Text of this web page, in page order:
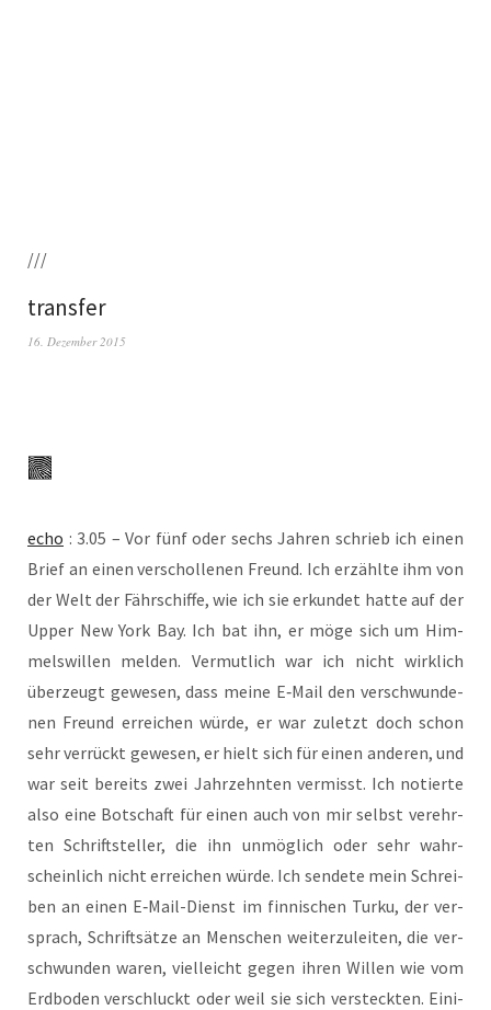
///
transfer
16. Dezember 2015
echo : 3.05 – Vor fünf oder sechs Jah­ren schrieb ich einen
Brief an einen ver­schol­le­nen Freund. Ich erzähl­te ihm von
der Welt der Fähr­schif­fe, wie ich sie erkun­det hat­te auf der
Upper New York Bay. Ich bat ihn, er möge sich um Him­
mels­wil­len mel­den. Ver­mut­lich war ich nicht wirk­lich
über­zeugt gewe­sen, dass mei­ne E‑Mail den ver­schwun­de­
nen Freund errei­chen wür­de, er war zuletzt doch schon
sehr ver­rückt gewe­sen, er hielt sich für einen ande­ren, und
war seit bereits zwei Jahr­zehn­ten ver­misst. Ich notier­te
also eine Bot­schaft für einen auch von mir selbst ver­ehr­
ten Schrift­stel­ler, die ihn unmög­lich oder sehr wahr­
schein­lich nicht errei­chen wür­de. Ich sen­de­te mein Schrei­
ben an einen E‑Mail-Dienst im fin­ni­schen Tur­ku, der ver­
sprach, Schrift­sät­ze an Men­schen wei­ter­zu­lei­ten, die ver­
schwun­den waren, viel­leicht gegen ihren Wil­len wie vom
Erd­bo­den ver­schluckt oder weil sie sich ver­steck­ten. Eini­